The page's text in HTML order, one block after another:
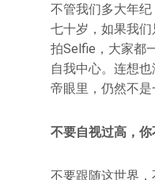
不管我们多大年
七十岁，如果我
拍Selfie，大家都
自我中心。连想
帝眼里，仍然不是
不要自视过高，你
不要跟随这世界